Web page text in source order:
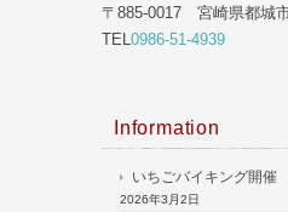
〒885-0017 宮崎県都城
TEL 0986-51-4939
Information
いちごバイキング開催
2026年3月2日